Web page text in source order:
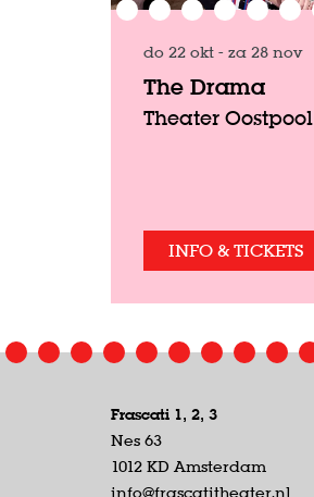
The Drama
Theater Oostpool
do 22 okt - za 28 nov
INFO & TICKETS
Frascati 1, 2, 3
Nes 63
1012 KD Amsterdam
info@frascatitheater.nl